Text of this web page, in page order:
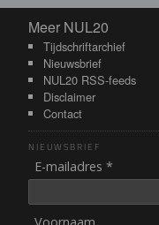
Meer NUL20
Meer NUL20
Tijdschriftarchief
Nieuwsbrief
NUL20 RSS-feeds
Disclaimer
Contact
NIEUWSBRIEF
E-mailadres *